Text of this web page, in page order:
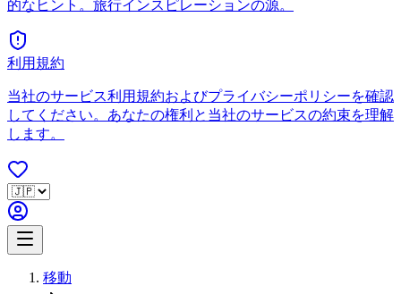
的なヒント。旅行インスピレーションの源。
利用規約
当社のサービス利用規約およびプライバシーポリシーを確認
してください。あなたの権利と当社のサービスの約束を理解
します。
移動